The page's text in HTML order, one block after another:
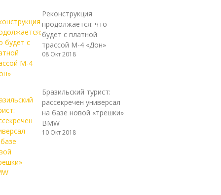
Реконструкция
продолжается: что
будет с платной
трассой М-4 «Дон»
08 Окт 2018
Бразильский турист:
рассекречен универсал
на базе новой «трешки»
BMW
10 Окт 2018